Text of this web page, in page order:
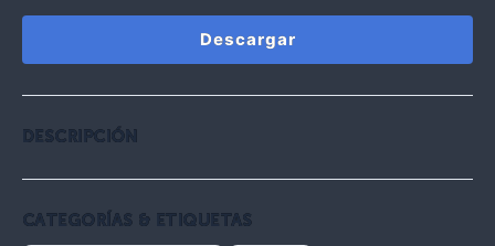
Descargar
DESCRIPCIÓN
CATEGORÍAS & ETIQUETAS